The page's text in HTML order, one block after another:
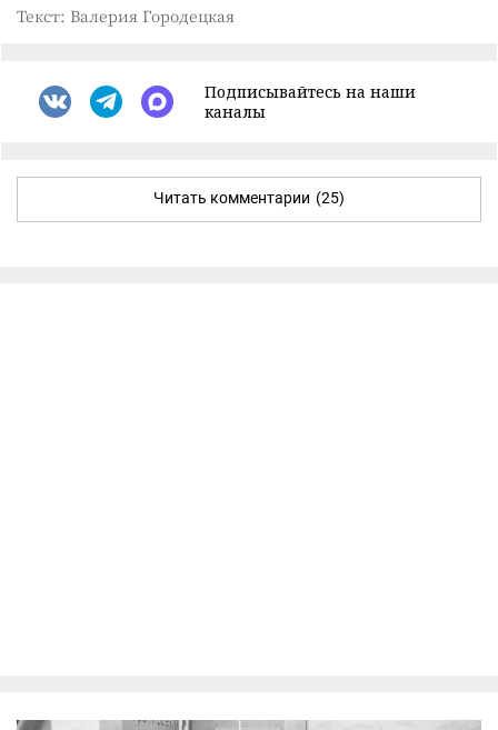
Текст: Валерия Городецкая
Подписывайтесь на наши
каналы
Читать комментарии (25)